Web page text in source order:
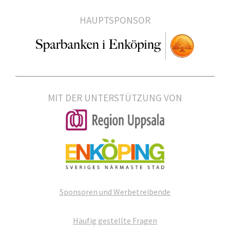
HAUPTSPONSOR
MIT DER UNTERSTÜTZUNG VON
Sponsoren und Werbetreibende
Häufig gestellte Fragen